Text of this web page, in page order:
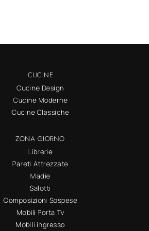
CUCINE
Cucine Design
Cucine Moderne
Cucine Classiche
ZONA GIORNO
Librerie
Pareti Attrezzate
Madie
Salotti
Composizioni Sospese
Mobili Porta Tv
Mobili ingresso